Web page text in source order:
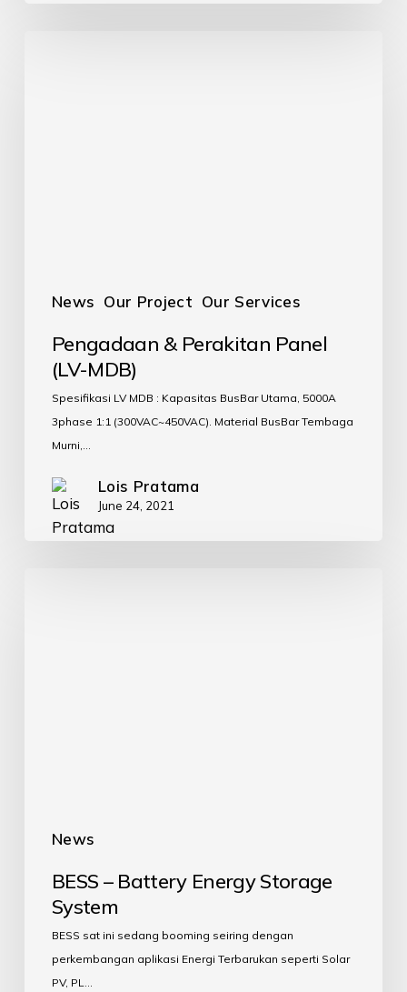
News Our Project Our Services
Pengadaan & Perakitan Panel
(LV-MDB)
Spesifikasi LV MDB : Kapasitas BusBar Utama, 5000A
3phase 1:1 (300VAC~450VAC). Material BusBar Tembaga
Murni,…
Lois Pratama
June 24, 2021
News
BESS – Battery Energy Storage
System
BESS sat ini sedang booming seiring dengan
perkembangan aplikasi Energi Terbarukan seperti Solar
PV, PL…